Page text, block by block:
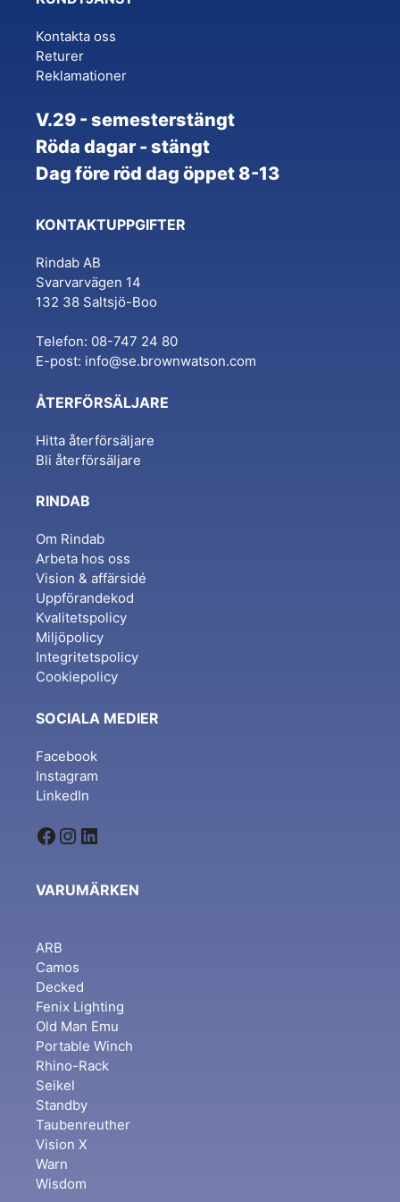
product
page
Kontakta oss
Returer
Reklamationer
V.29 - semesterstängt
Röda dagar - stängt
Dag före röd dag öppet 8-13
KONTAKTUPPGIFTER
Rindab AB
Svarvarvägen 14
132 38 Saltsjö-Boo
Telefon: 08-747 24 80
E-post: info@se.brownwatson.com
ÅTERFÖRSÄLJARE
Hitta återförsäljare
Bli återförsäljare
RINDAB
Om Rindab
Arbeta hos oss
Vision & affärsidé
Uppförandekod
Kvalitetspolicy
Miljöpolicy
Integritetspolicy
Cookiepolicy
SOCIALA MEDIER
Facebook
Instagram
LinkedIn
Facebook
Instagram
LinkedIn
VARUMÄRKEN
ARB
Camos
Decked
Fenix Lighting
Old Man Emu
Portable Winch
Rhino-Rack
Seikel
Standby
Taubenreuther
Vision X
Warn
Wisdom